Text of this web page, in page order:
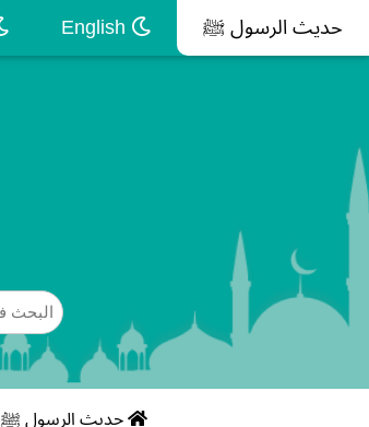
حديث الرسول ﷺ
حديث الرسول ﷺ